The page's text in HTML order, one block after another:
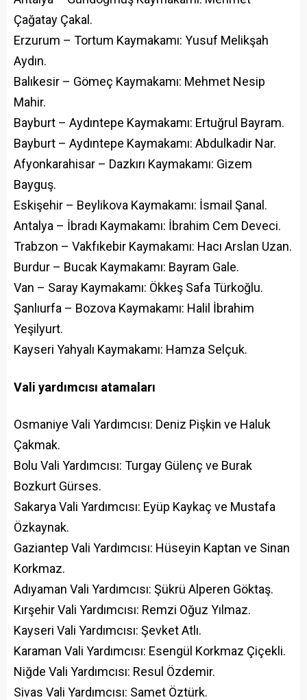
Çağatay Çakal.
Erzurum – Tortum Kaymakamı: Yusuf Melikşah
Aydın.
Balıkesir – Gömeç Kaymakamı: Mehmet Nesip
Mahir.
Bayburt – Aydıntepe Kaymakamı: Ertuğrul Bayram.
Bayburt – Aydıntepe Kaymakamı: Abdulkadir Nar.
Afyonkarahisar – Dazkırı Kaymakamı: Gizem
Bayguş.
Eskişehir – Beylikova Kaymakamı: İsmail Şanal.
Antalya – İbradı Kaymakamı: İbrahim Cem Deveci.
Trabzon – Vakfıkebir Kaymakamı: Hacı Arslan Uzan.
Burdur – Bucak Kaymakamı: Bayram Gale.
Van – Saray Kaymakamı: Ökkeş Safa Türkoğlu.
Şanlıurfa – Bozova Kaymakamı: Halil İbrahim
Yeşilyurt.
Kayseri Yahyalı Kaymakamı: Hamza Selçuk.
Vali yardımcısı atamaları
Osmaniye Vali Yardımcısı: Deniz Pişkin ve Haluk
Çakmak.
Bolu Vali Yardımcısı: Turgay Gülenç ve Burak
Bozkurt Gürses.
Sakarya Vali Yardımcısı: Eyüp Kaykaç ve Mustafa
Özkaynak.
Gaziantep Vali Yardımcısı: Hüseyin Kaptan ve Sinan
Korkmaz.
Adıyaman Vali Yardımcısı: Şükrü Alperen Göktaş.
Kırşehir Vali Yardımcısı: Remzi Oğuz Yılmaz.
Kayseri Vali Yardımcısı: Şevket Atlı.
Karaman Vali Yardımcısı: Esengül Korkmaz Çiçekli.
Niğde Vali Yardımcısı: Resul Özdemir.
Sivas Vali Yardımcısı: Samet Öztürk.